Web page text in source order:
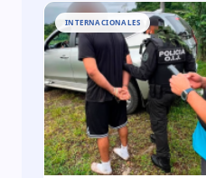
INTERNACIONALES